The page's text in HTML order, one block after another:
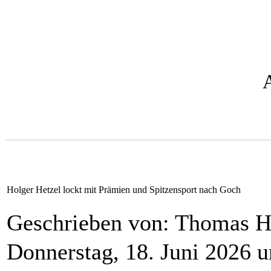
Holger Hetzel lockt mit Prämien und Spitzensport nach Goch
Geschrieben von: Thomas
Donnerstag, 18. Juni 2026